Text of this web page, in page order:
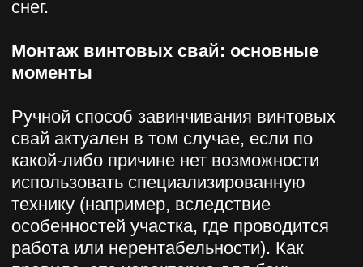
механизм для закручивания болтов на
предметов без особого труда можно
создать устройство для завинчивания.
свай вручную не так‑то и сложно.
Главное — это ответственный подход к
работе, предполагающий тщательную
разработку каждого шага перед её
началом. Чтобы работа была
максимально комфортной, можно
предварительно сделать в грунте лунки
необходимого диаметра и
контролировать возникающие
отклонения посредством строительного
уровня. Если же по завершении